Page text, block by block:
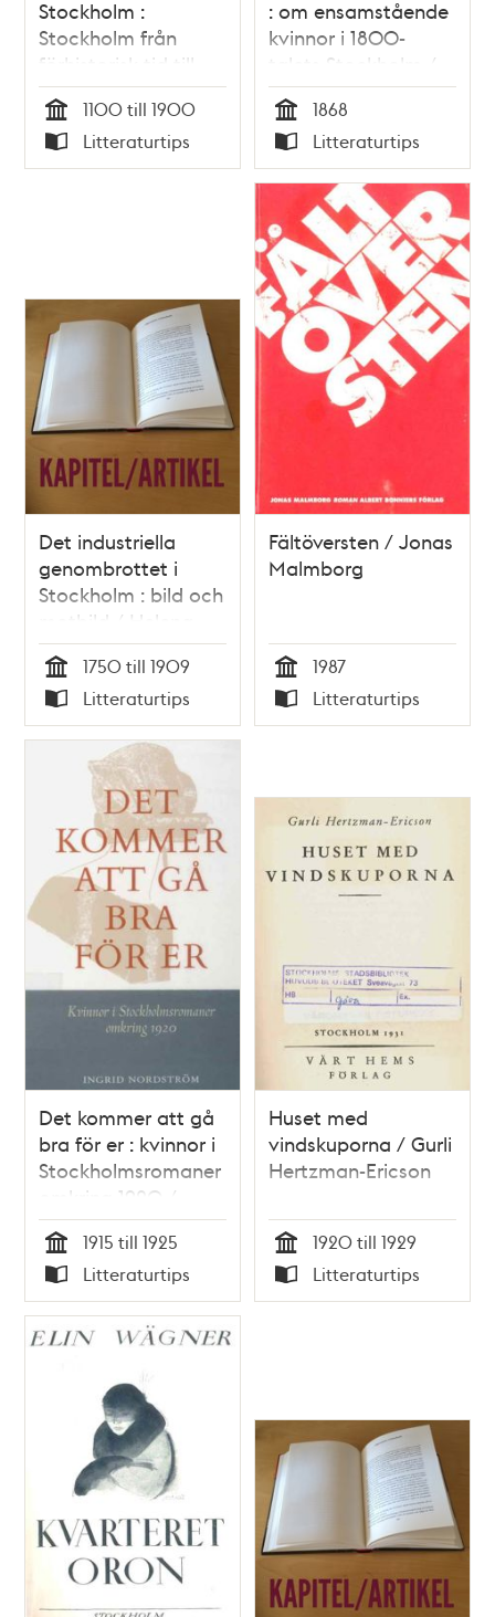
Stockholm :
Stockholm från
förhistorisk tid till
sekelskiftet
Tid
1100 till 1900
Typ
Litteraturtips
: om ensamstående
kvinnor i 1800-
talets Stockholm /
Margareta Matovic
Tid
1868
Typ
Litteraturtips
Det industriella
genombrottet i
Stockholm : bild och
motbild / Helena
Cederström
Tid
1750 till 1909
Typ
Litteraturtips
Fältöversten / Jonas
Malmborg
Tid
1987
Typ
Litteraturtips
Det kommer att gå
bra för er : kvinnor i
Stockholmsromaner
omkring 1920 /
Ingrid Nordström
Tid
1915 till 1925
Typ
Litteraturtips
Huset med
vindskuporna / Gurli
Hertzman-Ericson
Tid
1920 till 1929
Typ
Litteraturtips